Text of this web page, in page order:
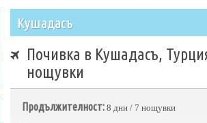
Кушадасъ
Почивка в Кушадасъ,
нощувки
Продължителност: 8 дни / 7 нощувки